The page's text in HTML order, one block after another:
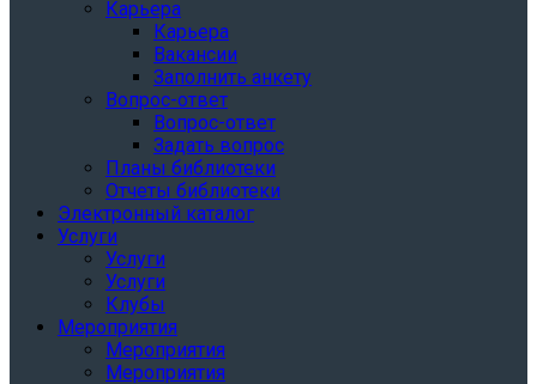
Карьера
Карьера
Вакансии
Заполнить анкету
Вопрос-ответ
Вопрос-ответ
Задать вопрос
Планы библиотеки
Отчеты библиотеки
Электронный каталог
Услуги
Услуги
Услуги
Клубы
Мероприятия
Мероприятия
Мероприятия